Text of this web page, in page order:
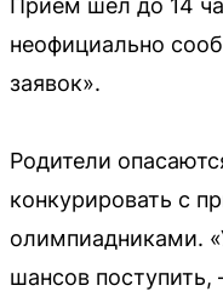
неофициально
заявок».
Родители
конкурировать с
олимпиадниками.
шансов